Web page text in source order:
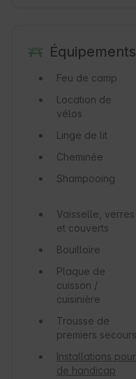
Équipements
Feu de camp
Location de
vélos
Linge de lit
Cheminée
Shampooing
Vaisselle, verres
et couverts
Bouilloire
Plaque de
cuisson /
cuisinière
Trousse de
premiers secours
Installations
de handicap